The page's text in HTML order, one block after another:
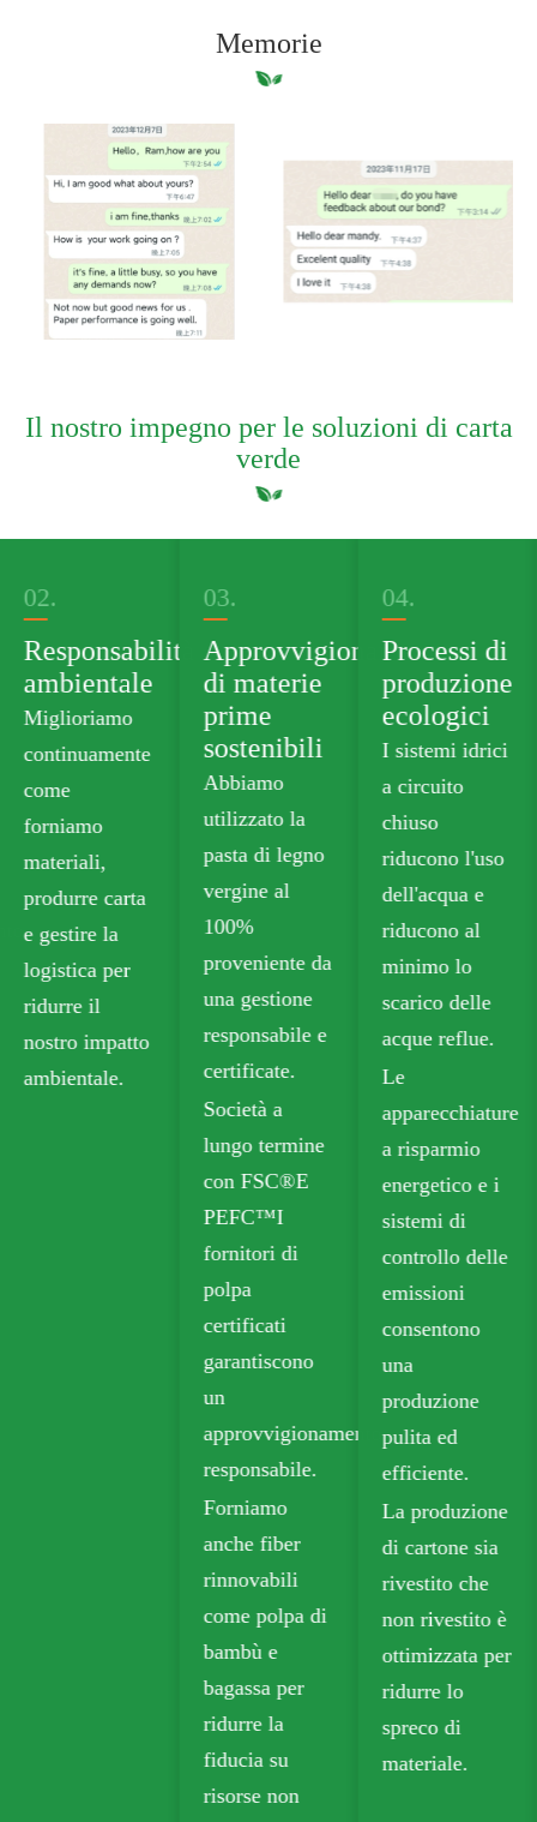
Memorie
Il nostro impegno per le soluzioni di carta
verde
03.
Approvvigionamento
di materie
prime
sostenibili
Abbiamo
utilizzato la
pasta di legno
vergine al
100%
proveniente da
una gestione
responsabile e
certificate.
04.
Processi di
produzione
ecologici
I sistemi idrici
a circuito
chiuso
riducono l'uso
dell'acqua e
riducono al
minimo lo
scarico delle
acque reflue.
Le
apparecchiature
a risparmio
energetico e i
sistemi di
controllo delle
emissioni
consentono
una
produzione
pulita ed
efficiente.
La produzione
di cartone sia
rivestito che
non rivestito è
ottimizzata per
ridurre lo
spreco di
materiale.
05.
Portafoglio
di prodotti
verdi
Forniamo
cartone
alimentare
senza plastica
che soddisfa
gli standard di
sicurezza per
il contatto con
gli alimenti.
Le nostre
opzioni
riciclabili
includono
cartone
pieghevole
(FBB) e bordo
avorio per
imballaggi
sostenibili.
La carta kraft
biodegradabile
è ampiamente
utilizzata negli
imballaggi da
asporto,
alimentari e al
dettaglio.